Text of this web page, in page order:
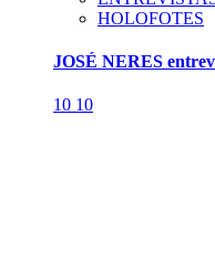
HOLOFOTES
JOSÉ NERES
10 10